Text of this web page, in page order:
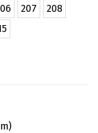
207
208